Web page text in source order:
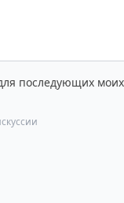
последующих